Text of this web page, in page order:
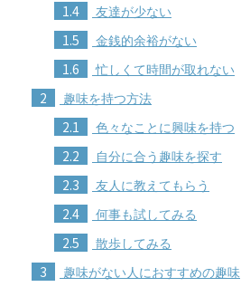
1.4 友達が少ない
1.5 金銭的余裕がない
1.6 忙しくて時間が取れない
2 趣味を持つ方法
2.1 色々なことに興味を持つ
2.2 自分に合う趣味を探す
2.3 友人に教えてもらう
2.4 何事も試してみる
2.5 散歩してみる
3 趣味がない人におすすめの趣味